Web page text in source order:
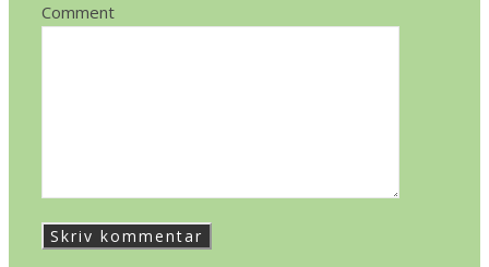
Comment